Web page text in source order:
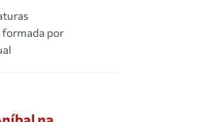
formada por